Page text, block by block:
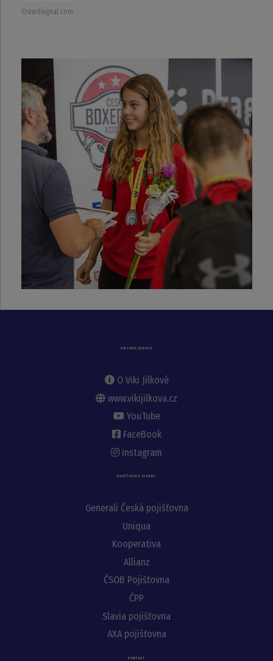
Crowdsignal.com
VIKTORIE JÍLKOVÁ
O Viki Jílkové
www.vikijilkova.cz
YouTube
FaceBook
Instagram
POJIŠŤOVACÍ SLUŽBY
Generali Česká pojišťovna
Uniqua
Kooperativa
Allianz
ČSOB Pojišťovna
ČPP
Slavia pojišťovna
AXA pojišťovna
KONTAKT